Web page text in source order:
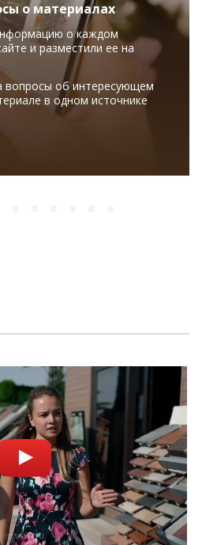
о материалах
о каждом
и разместили ее на
вопросы об интересующем
в одном источнике